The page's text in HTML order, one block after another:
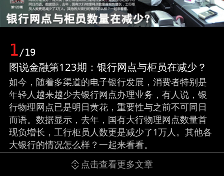
1/19
图说金融第123期：银行网点与柜员在减少？
如今，随着多渠道的电子银行发展，消费者特别是
年轻人越来越少去银行网点办理业务，有人说，银
行物理网点已是明日黄花，重要性与之前不可同日
而语。数据显示，去年，国有大行物理网点数量首
现负增长，工行柜员人数更是减少了1万人。其他各
大银行的情况怎么样？一起来看看。
点击查看更多文章